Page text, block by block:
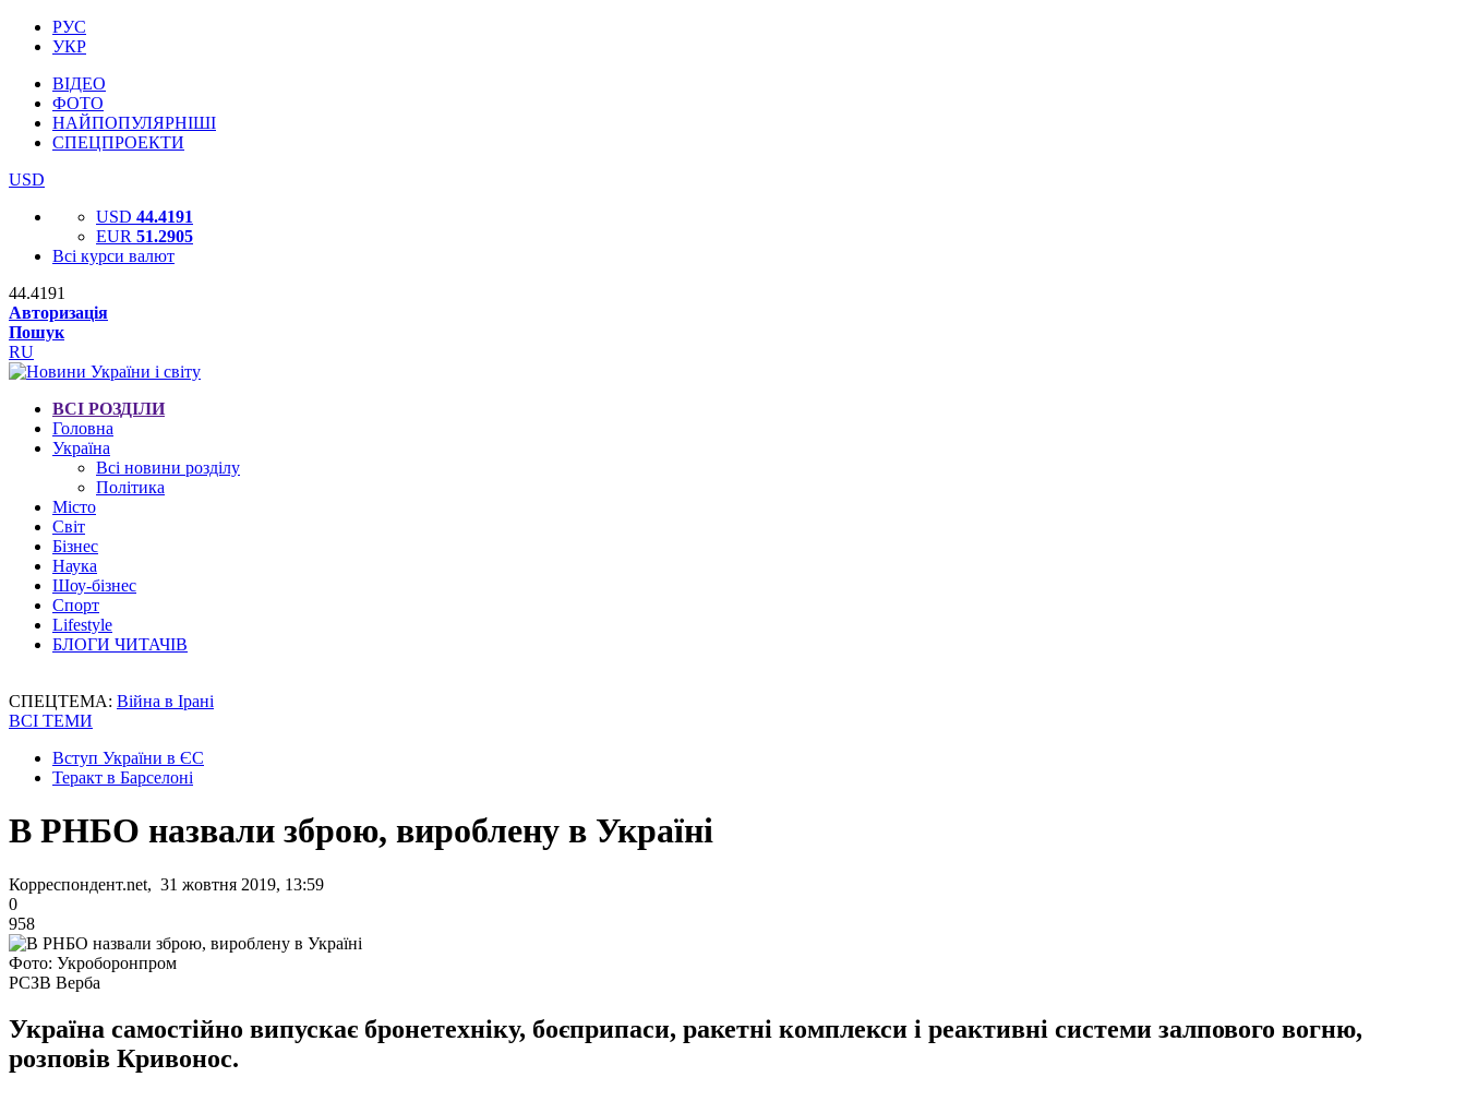
РУС
УКР
ВІДЕО
ФОТО
НАЙПОПУЛЯРНІШІ
СПЕЦПРОЕКТИ
USD
USD 44.4191
EUR 51.2905
Всі курси валют
44.4191
Авторизація
Пошук
RU
ВСІ РОЗДІЛИ
Головна
Україна
Всі новини розділу
Політика
Місто
Світ
Бізнес
Наука
Шоу-бізнес
Спорт
Lifestyle
БЛОГИ ЧИТАЧІВ
СПЕЦТЕМА: Війна в Ірані
ВСІ ТЕМИ
Вступ України в ЄС
Теракт в Барселоні
В РНБО назвали зброю, вироблену в Україні
Корреспондент.net, 31 жовтня 2019, 13:59
0
958
Фото: Укроборонпром
РСЗВ Верба
Україна самостійно випускає бронетехніку, боєприпаси, ракетні комплекси і реактивні системи залпового вогню,
розповів Кривонос.